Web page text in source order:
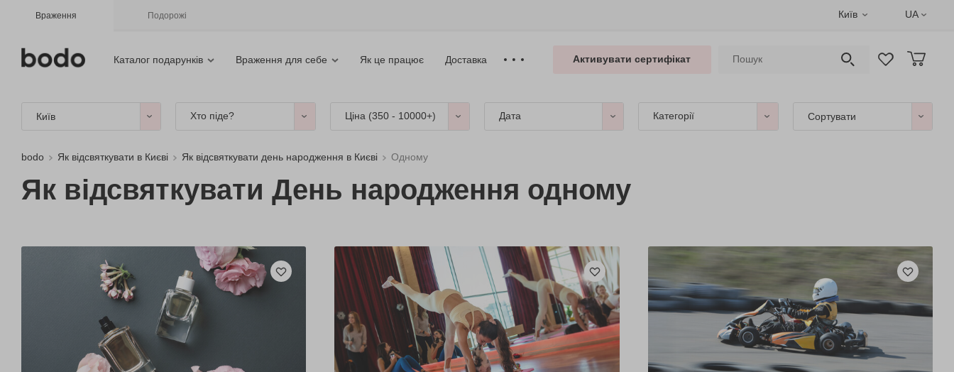
Враження Подорожі Київ UA
Каталог подарунків Враження для себе Як це працює Доставка Активувати сертифікат
Київ Хто піде? Ціна (350 - 10000+) Дата Категорії Сортувати
bodo Як відсвяткувати в Києві Як відсвяткувати день народження в Києві Одному
Як відсвяткувати День народження одному